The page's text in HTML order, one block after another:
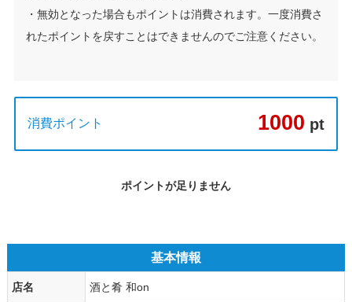
・無効となった場合もポイントは消費されます。一度消費さ
れたポイントを戻すことはできませんのでご注意ください。
消費ポイント 1000 pt
ポイントが足りません
基本情報
店名 酒と肴 和on